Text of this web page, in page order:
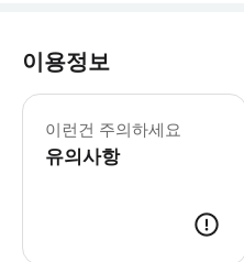
이용정보
이런건 주의하세요
유의사항